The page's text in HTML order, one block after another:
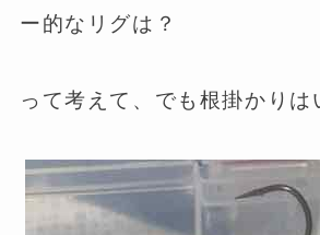
ー的なリグは？
って考えて、でも根掛かりは